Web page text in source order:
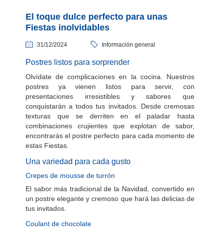
El toque dulce perfecto para unas
Fiestas inolvidables
31/12/2024 Información general
Postres listos para sorprender
Olvídate de complicaciones en la cocina. Nuestros
postres ya vienen listos para servir, con
presentaciones irresistibles y sabores que
conquistarán a todos tus invitados. Desde cremosas
texturas que se derriten en el paladar hasta
combinaciones crujientes que explotan de sabor,
encontrarás el postre perfecto para cada momento de
estas Fiestas.
Una variedad para cada gusto
Crepes de mousse de turrón
El sabor más tradicional de la Navidad, convertido en
un postre elegante y cremoso que hará las delicias de
tus invitados.
Coulant de chocolate